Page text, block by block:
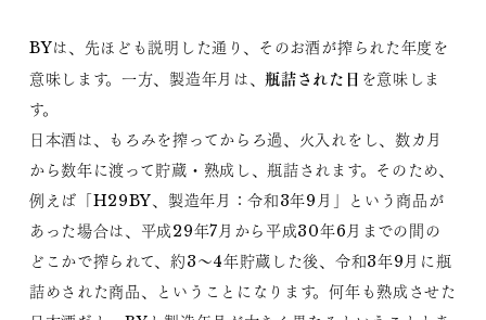
BYは、先ほども説明した通り、そのお酒が搾られた年度を
意味します。一方、製造年月は、瓶詰された日 を意味しま
す。
日本酒は、もろみを搾ってからろ過、火入れをし、数カ月
から数年に渡って貯蔵・熟成し、瓶詰されます。そのため、
例えば「H29BY、製造年月：令和3年9月」という商品が
あった場合は、平成29年7月から平成30年6月までの間の
どこかで搾られて、約3～4年貯蔵した後、令和3年9月に瓶
詰めされた商品、ということになります。何年も熟成させた